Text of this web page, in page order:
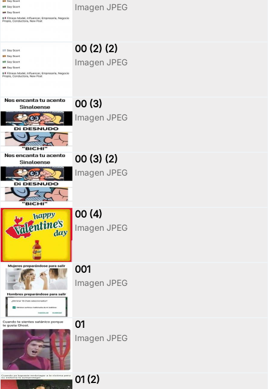
Imagen JPEG
00 (2) (2)
Imagen JPEG
00 (3)
Imagen JPEG
00 (3) (2)
Imagen JPEG
00 (4)
Imagen JPEG
001
Imagen JPEG
01
Imagen JPEG
01 (2)